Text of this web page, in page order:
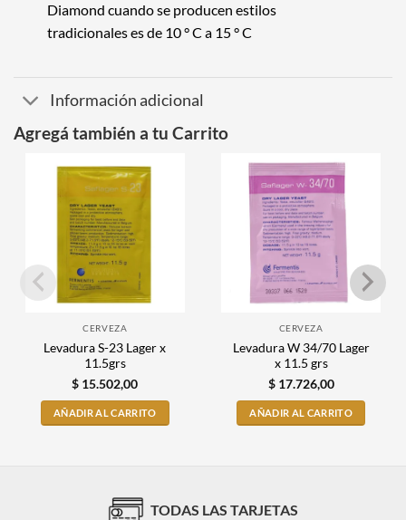
Diamond cuando se producen estilos
tradicionales es de 10 ° C a 15 ° C
Información adicional
Agregá también a tu Carrito
CERVEZA
Levadura S-23 Lager x
11.5grs
$ 15.502,00
AÑADIR AL CARRITO
CERVEZA
Levadura W 34/70 Lager
x 11.5 grs
$17.726,00
AÑADIR AL CARRITO
TODAS LAS TARJETAS